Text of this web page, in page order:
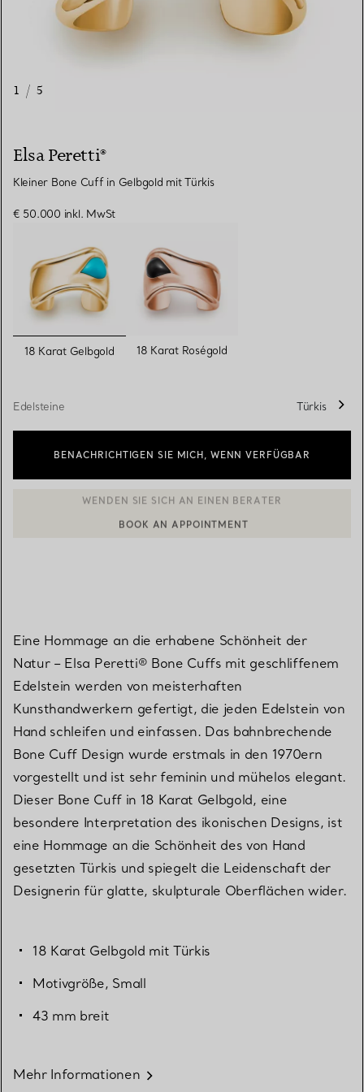
1 / 5
Elsa Peretti®
Kleiner Bone Cuff in Gelbgold mit Türkis
€ 50.000 inkl. MwSt
ausgewählt
18 Karat Gelbgold 18 Karat Roségold
Edelsteine Türkis
BENACHRICHTIGEN SIE MICH, WENN VERFÜGBAR
EINEN KUNDENBERATER KONTAKTIEREN ODER EINEN
Eine Hommage an die erhabene Schönheit der
Natur – Elsa Peretti® Bone Cuffs mit geschliffenem
Edelstein werden von meisterhaften
Kunsthandwerkern gefertigt, die jeden Edelstein von
Hand schleifen und einfassen. Das bahnbrechende
Bone Cuff Design wurde erstmals in den 1970ern
vorgestellt und ist sehr feminin und mühelos elegant.
Dieser Bone Cuff in 18 Karat Gelbgold, eine
besondere Interpretation des ikonischen Designs, ist
eine Hommage an die Schönheit des von Hand
gesetzten Türkis und spiegelt die Leidenschaft der
Designerin für glatte, skulpturale Oberflächen wider.
18 Karat Gelbgold mit Türkis
Motivgröße, Small
43 mm breit
Mehr Informationen